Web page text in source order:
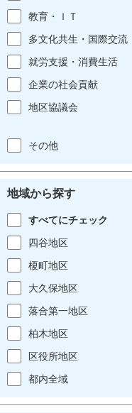
教育・ＩＴ
多文化共生・国際交流
就労支援・消費生活
企業の社会貢献
地区協議会
その他
地域から探す
すべてにチェック
四谷地区
榎町地区
大久保地区
落合第一地区
柏木地区
区役所地区
都内全域